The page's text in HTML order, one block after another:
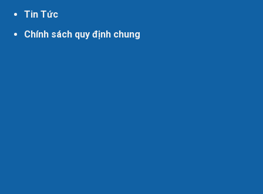
Tin Tức
Chính sách quy định chung